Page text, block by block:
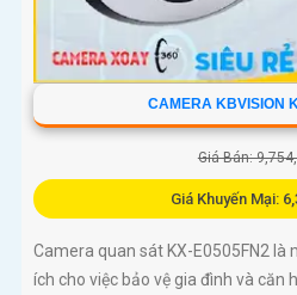
CAMERA KBVISION
Giá Bán:
Giá Khuyến Mại:
Camera quan sát KX-E0505FN2 là
ích cho việc bảo vệ gia đình và căn